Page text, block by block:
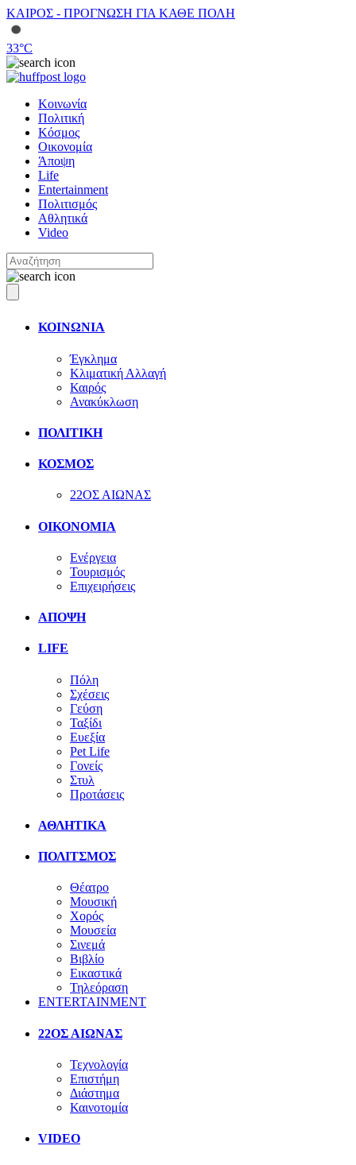
ΚΑΙΡΟΣ - ΠΡΟΓΝΩΣΗ ΓΙΑ ΚΑΘΕ ΠΟΛΗ
33°C
Κοινωνία
Πολιτική
Κόσμος
Οικονομία
Άποψη
Life
Entertainment
Πολιτισμός
Αθλητικά
Video
ΚΟΙΝΩΝΙΑ
Έγκλημα
Κλιματική Αλλαγή
Καιρός
Ανακύκλωση
ΠΟΛΙΤΙΚΗ
ΚΟΣΜΟΣ
22ΟΣ ΑΙΩΝΑΣ
ΟΙΚΟΝΟΜΙΑ
Ενέργεια
Τουρισμός
Επιχειρήσεις
ΑΠΟΨΗ
LIFE
Πόλη
Σχέσεις
Γεύση
Ταξίδι
Ευεξία
Pet Life
Γονείς
Στυλ
Προτάσεις
ΑΘΛΗΤΙΚΑ
ΠΟΛΙΤΣΜΟΣ
Θέατρο
Μουσική
Χορός
Μουσεία
Σινεμά
Βιβλίο
Εικαστικά
Τηλεόραση
ENTERTAINMENT
22ΟΣ ΑΙΩΝΑΣ
Τεχνολογία
Επιστήμη
Διάστημα
Καινοτομία
VIDEO